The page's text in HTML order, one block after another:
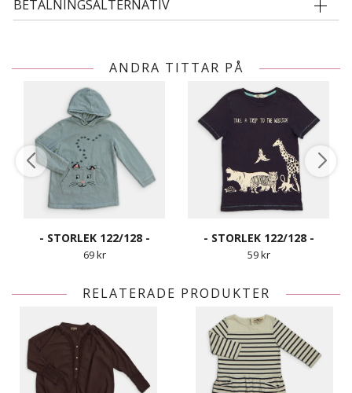
BETALNINGSALTERNATIV
ANDRA TITTAR PÅ
- STORLEK 122/128 -
69 kr
- STORLEK 122/128 -
59 kr
RELATERADE PRODUKTER